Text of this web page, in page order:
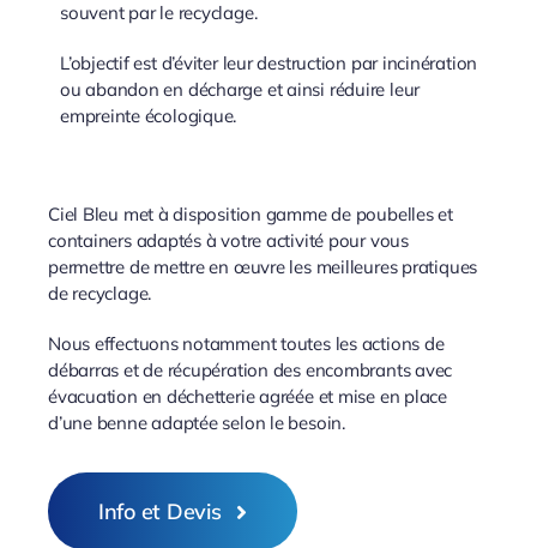
souvent par le recyclage.
L’objectif est d’éviter leur destruction par incinération
ou abandon en décharge et ainsi réduire leur
empreinte écologique.
Ciel Bleu met à disposition gamme de poubelles et
containers adaptés à votre activité pour vous
permettre de mettre en œuvre les meilleures pratiques
de recyclage.
Nous effectuons notamment toutes les actions de
débarras et de récupération des encombrants avec
évacuation en déchetterie agréée et mise en place
d’une benne adaptée selon le besoin.
Info et Devis